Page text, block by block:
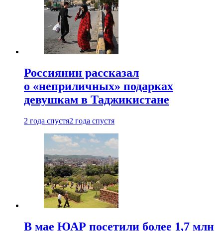
Россиянин рассказал
о «неприличных» подарках
девушкам в Таджикистане
2 года спустя2 года спустя
В мае ЮАР посетили более 1,7 млн